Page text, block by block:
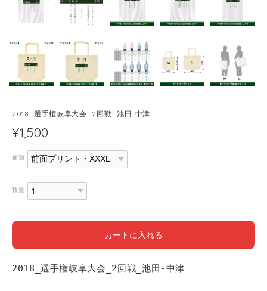
2018_選手権岐阜大会_2回戦_池田-中津
¥1,500
種類
数量
カートに入れる
2018_選手権岐阜大会_2回戦_池田-中津